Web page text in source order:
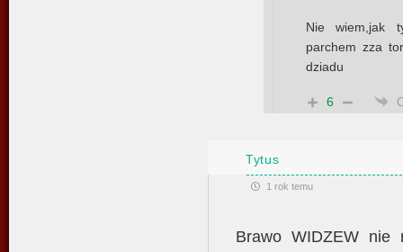
Nie wiem,jak
parchem zza
dziadu
6
Tytus
1 rok temu
Brawo WIDZEW